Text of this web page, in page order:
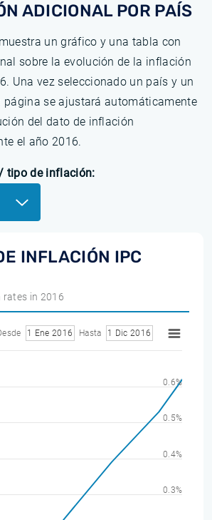
ADICIONAL POR PAÍS
un gráfico y una tabla con
sobre la evolución de la inflación
Una vez seleccionado un país y un
se ajustará automáticamente
del dato de inflación
el año 2016.
tipo de inflación:
INFLACIÓN IPC
in 2016
1 Ene 2016 Hasta 1 Dic 2016
0.3%
0.4%
0.5%
0.6%